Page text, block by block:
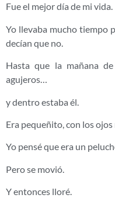
Fue el mejor día de mi vida.
Yo llevaba mucho tiempo
decían que no.
Hasta que la mañana
agujeros…
y dentro estaba él.
Era pequeñito, con los
Yo pensé que era un
Pero se movió.
Y entonces lloré.